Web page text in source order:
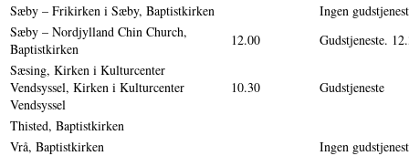
Sæby – Frikirken i Sæby, Baptistkirken
Ingen
Sæby – Nordjylland Chin Church,
Baptistkirken
12.00
Gudstjeneste.
Sæsing, Kirken i Kulturcenter
Vendsyssel, Kirken i Kulturcenter
Vendsyssel
10.30 Gudstjeneste
Thisted, Baptistkirken
Vrå, Baptistkirken
Ingen